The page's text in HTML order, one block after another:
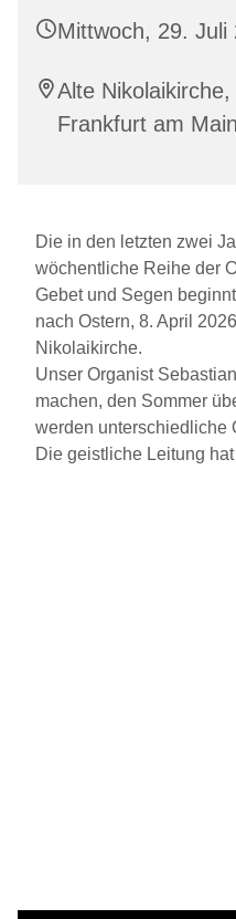
Mittwoch, 29. Juli
Alte
Frankfurt am Main
Die in den letzten zwei
wöchentliche Reihe der
Gebet und Segen
nach Ostern, 8. April
Nikolaikirche.
Unser Organist
machen, den Sommer
werden unterschiedliche
Die geistliche Leitung